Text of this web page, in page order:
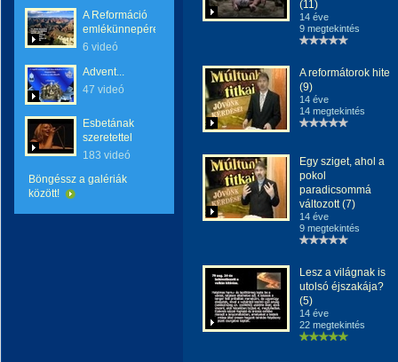
A Reformáció
emlékünnepére
6 videó
Advent...
47 videó
Esbetának
szeretettel
183 videó
Böngéssz a galériák
között!
(11)
14 éve
9 megtekintés
A reformátorok hite
(9)
14 éve
14 megtekintés
Egy sziget, ahol a
pokol
paradicsommá
változott (7)
14 éve
9 megtekintés
Lesz a világnak is
utolsó éjszakája?
(5)
14 éve
22 megtekintés